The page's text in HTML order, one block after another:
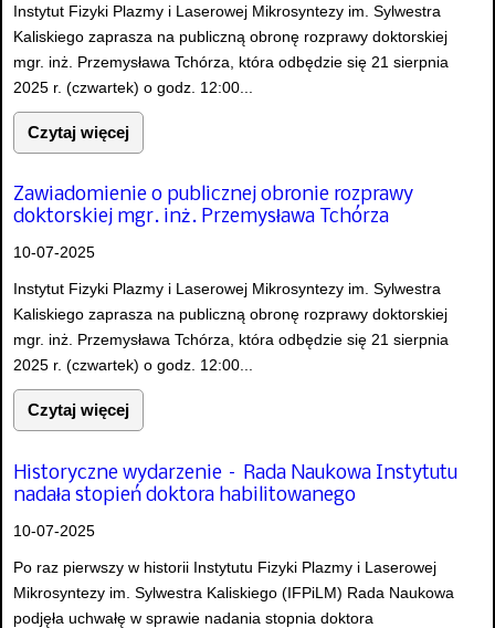
Instytut Fizyki Plazmy i Laserowej Mikrosyntezy im. Sylwestra
Kaliskiego zaprasza na publiczną obronę rozprawy doktorskiej
mgr. inż. Przemysława Tchórza, która odbędzie się 21 sierpnia
2025 r. (czwartek) o godz. 12:00...
Czytaj więcej
Zawiadomienie o publicznej obronie rozprawy
doktorskiej mgr. inż. Przemysława Tchórza
10-07-2025
Instytut Fizyki Plazmy i Laserowej Mikrosyntezy im. Sylwestra
Kaliskiego zaprasza na publiczną obronę rozprawy doktorskiej
mgr. inż. Przemysława Tchórza, która odbędzie się 21 sierpnia
2025 r. (czwartek) o godz. 12:00...
Czytaj więcej
Historyczne wydarzenie – Rada Naukowa Instytutu
nadała stopień doktora habilitowanego
10-07-2025
Po raz pierwszy w historii Instytutu Fizyki Plazmy i Laserowej
Mikrosyntezy im. Sylwestra Kaliskiego (IFPiLM) Rada Naukowa
podjęła uchwałę w sprawie nadania stopnia doktora